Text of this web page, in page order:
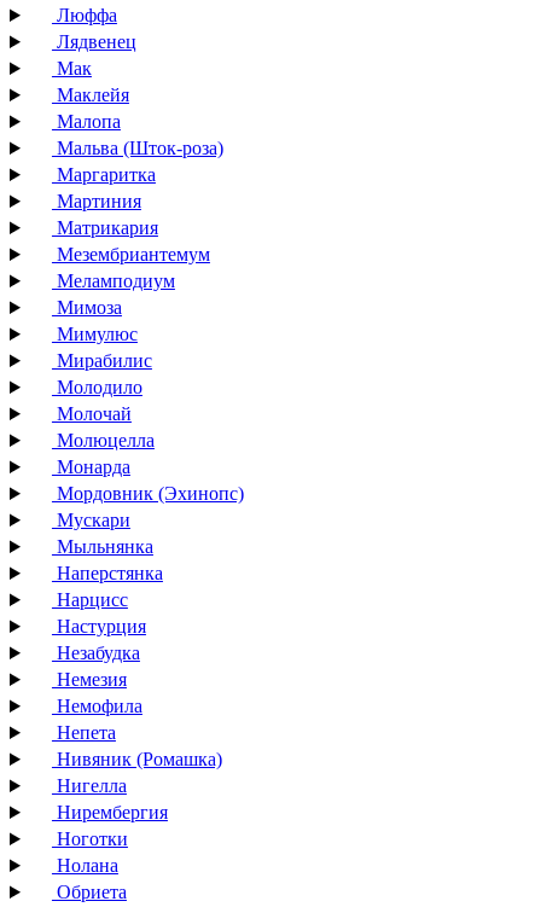
Люффа
Лядвенец
Мак
Маклейя
Малопа
Мальва (Шток-роза)
Маргаритка
Мартиния
Матрикария
Мезембриантемум
Меламподиум
Мимоза
Мимулюс
Мирабилис
Молодило
Молочай
Молюцелла
Монарда
Мордовник (Эхинопс)
Мускари
Мыльнянка
Наперстянка
Нарцисс
Настурция
Незабудка
Немезия
Немофила
Непета
Нивяник (Ромашка)
Нигелла
Нирембергия
Ноготки
Нолана
Обриета